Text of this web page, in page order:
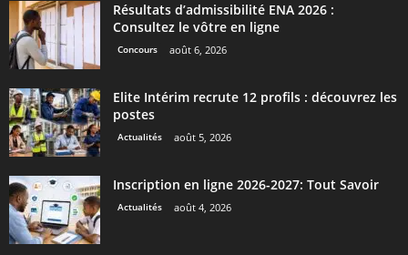
Résultats d’admissibilité ENA 2026 :
Consultez le vôtre en ligne
Concours août 6, 2026
Elite Intérim recrute 12 profils : découvrez les
postes
Actualités août 5, 2026
Inscription en ligne 2026-2027: Tout Savoir
Actualités août 4, 2026